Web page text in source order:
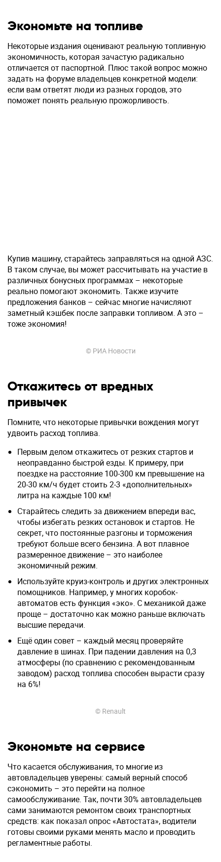
Экономьте на топливе
Некоторые издания оценивают реальную топливную
экономичность, которая зачастую радикально
отличается от паспортной. Плюс такой вопрос можно
задать на форуме владельцев конкретной модели:
если вам ответят люди из разных городов, это
поможет понять реальную прожорливость.
Купив машину, старайтесь заправляться на одной АЗС.
В таком случае, вы может рассчитывать на участие в
различных бонусных программах – некоторые
реально помогают экономить. Также изучите
предложения банков – сейчас многие начисляют
заметный кэшбек после заправки топливом. А это –
тоже экономия!
© РИА Новости
Откажитесь от вредных
привычек
Помните, что некоторые привычки вождения могут
удвоить расход топлива.
Первым делом откажитесь от резких стартов и
неоправданно быстрой езды. К примеру, при
поездке на расстояние 100-300 км превышение на
20-30 км/ч будет стоить 2-3 «дополнительных»
литра на каждые 100 км!
Старайтесь следить за движением впереди вас,
чтобы избегать резких остановок и стартов. Не
секрет, что постоянные разгоны и торможения
требуют больше всего бензина. А вот плавное
размеренное движение – это наиболее
экономичный режим.
Используйте круиз-контроль и других электронных
помощников. Например, у многих коробок-
автоматов есть функция «эко». С механикой даже
проще – достаточно как можно раньше включать
высшие передачи.
Ещё один совет – каждый месяц проверяйте
давление в шинах. При падении давления на 0,3
атмосферы (по сравнению с рекомендованным
заводом) расход топлива способен вырасти сразу
на 6%!
© Renault
Экономьте на сервисе
Что касается обслуживания, то многие из
автовладельцев уверены: самый верный способ
сэкономить – это перейти на полное
самообслуживание. Так, почти 30% автовладельцев
сами занимаются ремонтом своих транспортных
средств: как показал опрос «Автостата», водители
готовы своими руками менять масло и проводить
регламентные работы.